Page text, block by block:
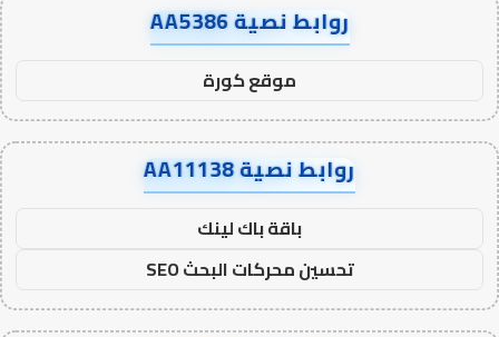
روابط نصية AA5386
موقع كورة
روابط نصية AA11138
باقة باك لينك
تحسين محركات البحث SEO